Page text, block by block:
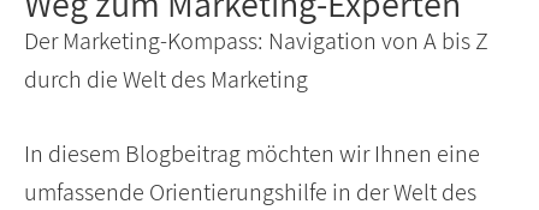
Der Marketing-Kompass: Navigation von A bis Z
durch die Welt des Marketing
In diesem Blogbeitrag möchten wir Ihnen eine
umfassende Orientierungshilfe in der Welt des